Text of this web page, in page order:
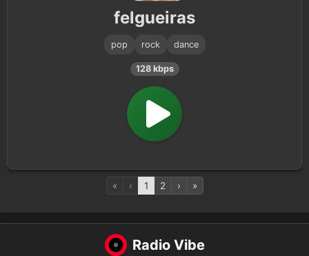
felgueiras
pop rock dance
128 kbps
« ‹ 1 2 › »
Radio Vibe